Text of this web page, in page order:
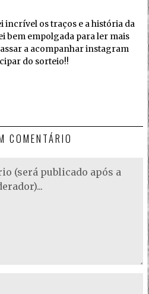
incrível os traços e a história da
bem empolgada para ler mais
a acompanhar instagram
do sorteio!!
COMENTÁRIO